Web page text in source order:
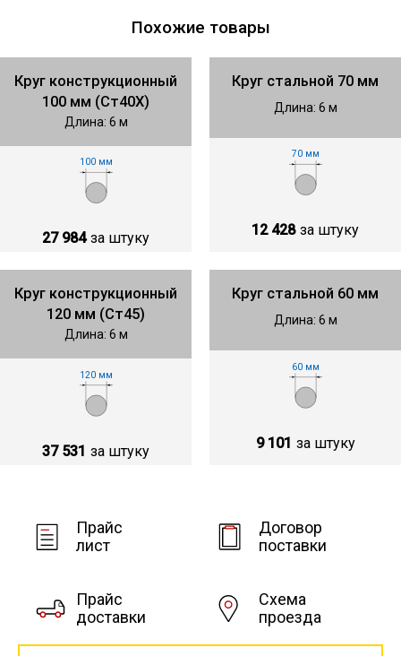
Похожие товары
Круг конструкционный
100 мм (Ст40Х)
Длина: 6 м
100 мм
27 984 за штуку
Круг стальной 70 мм
Длина: 6 м
70 мм
12 428 за штуку
Круг конструкционный
120 мм (Ст45)
Длина: 6 м
120 мм
37 531 за штуку
Круг стальной 60 мм
Длина: 6 м
60 мм
9 101 за штуку
Прайс
лист
Договор
поставки
Прайс
доставки
Схема
проезда